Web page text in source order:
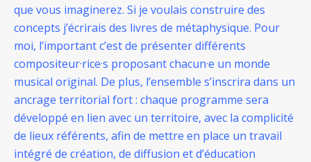
que vous imaginerez. Si je voulais construire des
concepts j’écrirais des livres de métaphysique. Pour
moi, l’important c’est de présenter différents
compositeur·rice·s proposant chacun·e un monde
musical original. De plus, l’ensemble s’inscrira dans un
ancrage territorial fort : chaque programme sera
développé en lien avec un territoire, avec la complicité
de lieux référents, afin de mettre en place un travail
intégré de création, de diffusion et d’éducation